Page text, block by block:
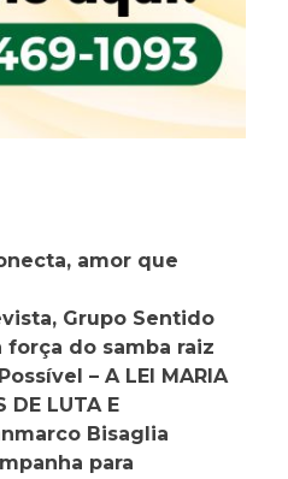
amor que
Grupo Sentido
força do samba raiz
– A LEI MARIA
DE LUTA E
Bisaglia
para